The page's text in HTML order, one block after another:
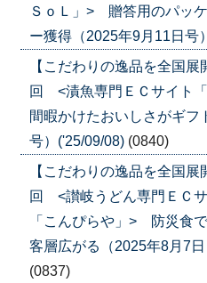
ＳｏＬ」> 贈答用のパッ
ー獲得（2025年9月11日号
【こだわりの逸品を全国
回 <漬魚専門ＥＣサイト
間暇かけたおいしさがギフ
号）('25/09/08) (0840)
【こだわりの逸品を全国
回 <讃岐うどん専門ＥＣ
「こんぴらや」> 防災食
客層広がる（2025年8月7
(0837)